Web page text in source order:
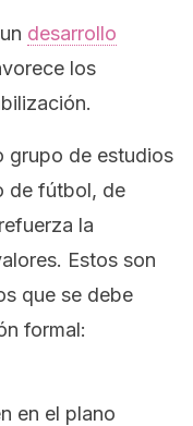
desarrollo
los
grupo de estudios
de fútbol, de
la
Estos son
que se debe
formal:
en el plano